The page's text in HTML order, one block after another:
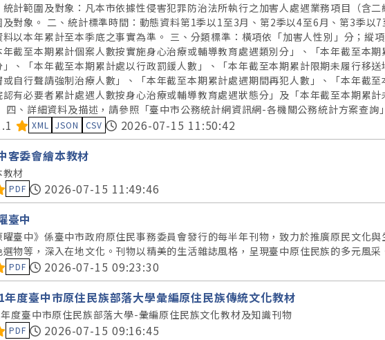
統計範圍及對象：凡本市依據性侵害犯罪防治法所執行之加害人處遇業務項目（含
及對象。 二、統計標準時間：動態資料第1季以1至3月、第2季以4至6月、第3季以
料以本年累計至本季底之事實為準。 三、分類標準：橫項依「加害人性別」分；縱
年截至本期累計個案人數按實施身心治療或輔導教育處遇類別分」、「本年截至本
」、「本年截至本期累計處以行政罰鍰人數」、「本年截至本期累計限期未履行移
或自行聲請強制治療人數」、「本年截至本期累計處遇期間再犯人數」、「本年截
認有必要者累計處遇人數按身心治療或輔導教育處遇狀態分」及「本年截至本期累計
四、詳細資料及描述，請參照「臺中市公務統計網資訊網-各機關公務統計方案查詢
料集評分：
XML JSON CSV
2026-07-15 11:50:42
客委會繪本教材
教材
集評分：
PDF
2026-07-15 11:49:46
臺中
曜臺中》係臺中市政府原住民事務委員會發行的每半年刊物，致力於推廣原民文化
選物等，深入在地文化。刊物以精美的生活雜誌風格，呈現臺中原住民族的多元風采
集評分：
PDF
2026-07-15 09:23:30
年度臺中市原住民族部落大學彙編原住民族傳統文化教材
度臺中市原住民族部落大學-彙編原住民族文化教材及知識刊物
集評分：
PDF
2026-07-15 09:16:45